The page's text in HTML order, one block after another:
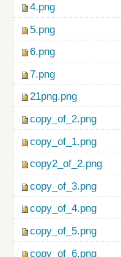
4.png
5.png
6.png
7.png
21png.png
copy_of_2.png
copy_of_1.png
copy2_of_2.png
copy_of_3.png
copy_of_4.png
copy_of_5.png
copy_of_6.png